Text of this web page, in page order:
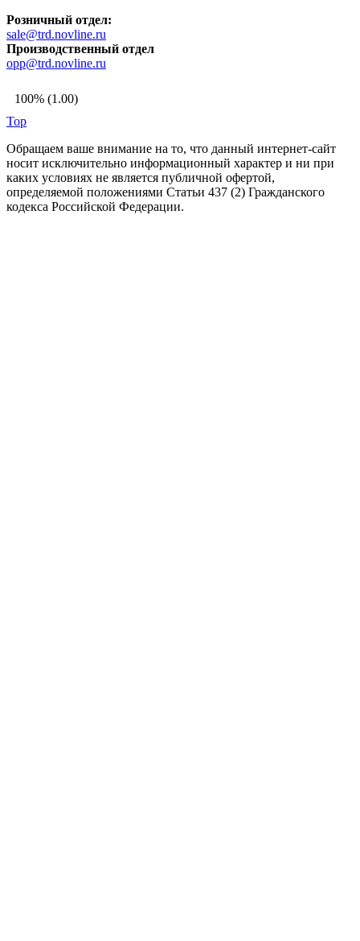
Розничный отдел:
sale@trd.novline.ru
Производственный отдел
opp@trd.novline.ru
100% (1.00)
Top
Обращаем ваше внимание на то, что данный интернет-сайт
носит исключительно информационный характер и ни при
каких условиях не является публичной офертой,
определяемой положениями Статьи 437 (2) Гражданского
кодекса Российской Федерации.